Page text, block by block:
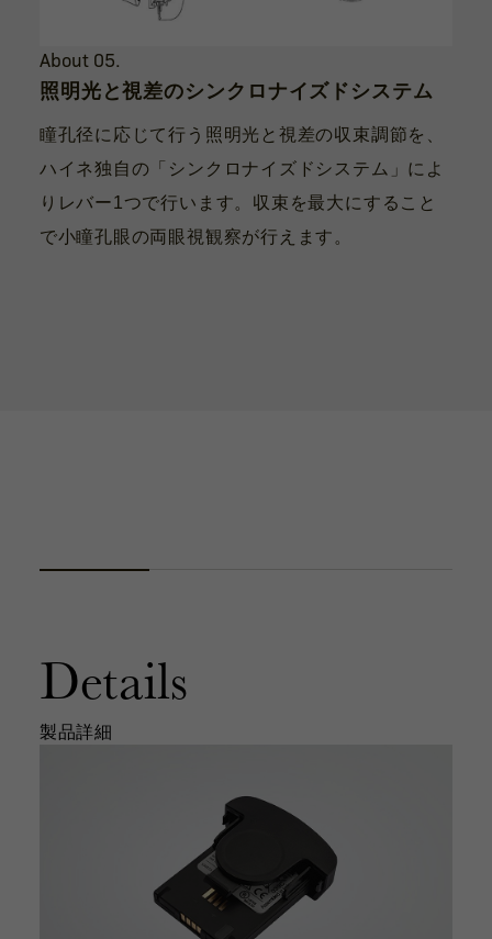
About 05.
照明光と視差のシンクロナイズドシステム
瞳孔径に応じて行う照明光と視差の収束調節を、
ハイネ独自の「シンクロナイズドシステム」によ
りレバー1つで行います。収束を最大にすること
で小瞳孔眼の両眼視観察が行えます。
Details
製品詳細